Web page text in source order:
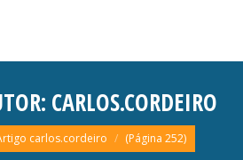
CARLOS.CORDEIRO
carlos.cordeiro (Página 252)